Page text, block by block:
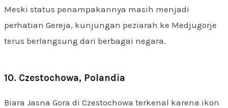
Meski status penampakannya masih menjadi
perhatian Gereja, kunjungan peziarah ke Medjugorje
terus berlangsung dari berbagai negara.
10. Czestochowa, Polandia
Biara Jasna Gora di Czestochowa terkenal karena ikon